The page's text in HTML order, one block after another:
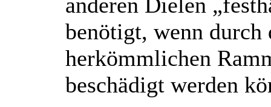
benötigt, wenn durch
herkömmlichen
beschädigt werden